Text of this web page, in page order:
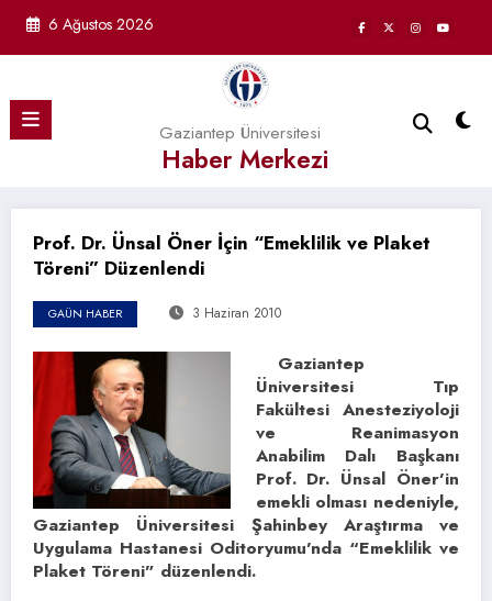
6 Ağustos 2026
Gaziantep Üniversitesi
Haber Merkezi
Prof. Dr. Ünsal Öner İçin “Emeklilik ve Plaket
Töreni” Düzenlendi
GAÜN HABER 3 Haziran 2010
Gaziantep
Üniversitesi Tıp
Fakültesi Anesteziyoloji
ve Reanimasyon
Anabilim Dalı Başkanı
Prof. Dr. Ünsal Öner’in
emekli olması nedeniyle,
Gaziantep Üniversitesi Şahinbey Araştırma ve
Uygulama Hastanesi Oditoryumu’nda “Emeklilik ve
Plaket Töreni” düzenlendi.